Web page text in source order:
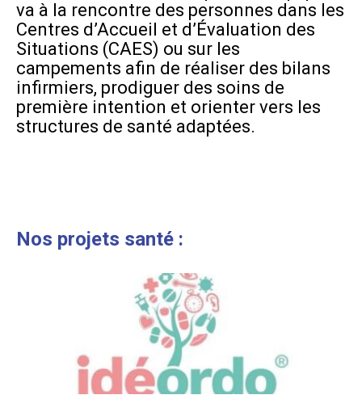
va à la rencontre des personnes dans les
Centres d’Accueil et d’Évaluation des
Situations (CAES) ou sur les
campements afin de réaliser des bilans
infirmiers, prodiguer des soins de
première intention et orienter vers les
structures de santé adaptées.
Nos projets santé :